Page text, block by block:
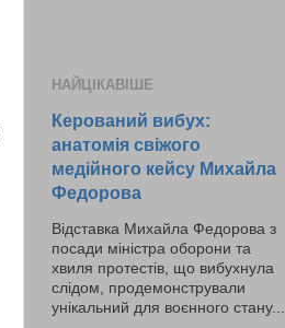
НАЙЦІКАВІШЕ
Керований вибух:
анатомія свіжого
медійного кейсу Михайла
Федорова
Відставка Михайла Федорова з
посади міністра оборони та
хвиля протестів, що вибухнула
слідом, продемонстрували
унікальний для воєнного стану...